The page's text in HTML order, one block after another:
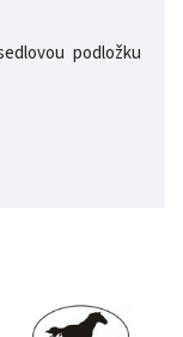
podložku